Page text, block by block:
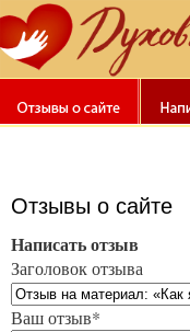
Отзывы о сайте
Написать отзыв
Заголовок отзыва
Ваш отзыв*